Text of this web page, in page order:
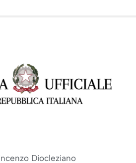
Diocleziano